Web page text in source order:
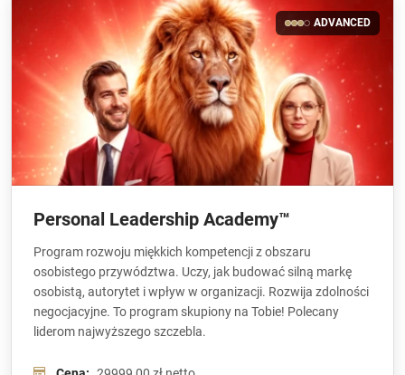
ADVANCED
Personal Leadership Academy™
Program rozwoju miękkich kompetencji z obszaru
osobistego przywództwa. Uczy, jak budować silną markę
osobistą, autorytet i wpływ w organizacji. Rozwija zdolności
negocjacyjne. To program skupiony na Tobie! Polecany
liderom najwyższego szczebla.